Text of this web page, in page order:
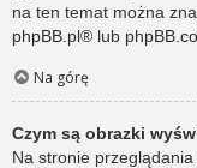
na ten temat można
phpBB.pl® lub
Na górę
Czym są obrazki
Na stronie